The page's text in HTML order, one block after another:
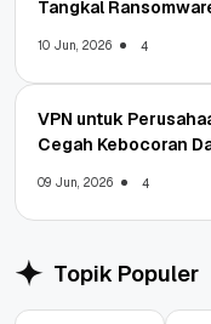
Tangkal
10 Jun, 2026 4
VPN untuk
Cegah Kebocoran
09 Jun, 2026 4
Topik Populer